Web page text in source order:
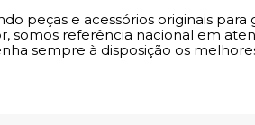
peças e acessórios originais
somos referência nacional em
sempre à disposição os